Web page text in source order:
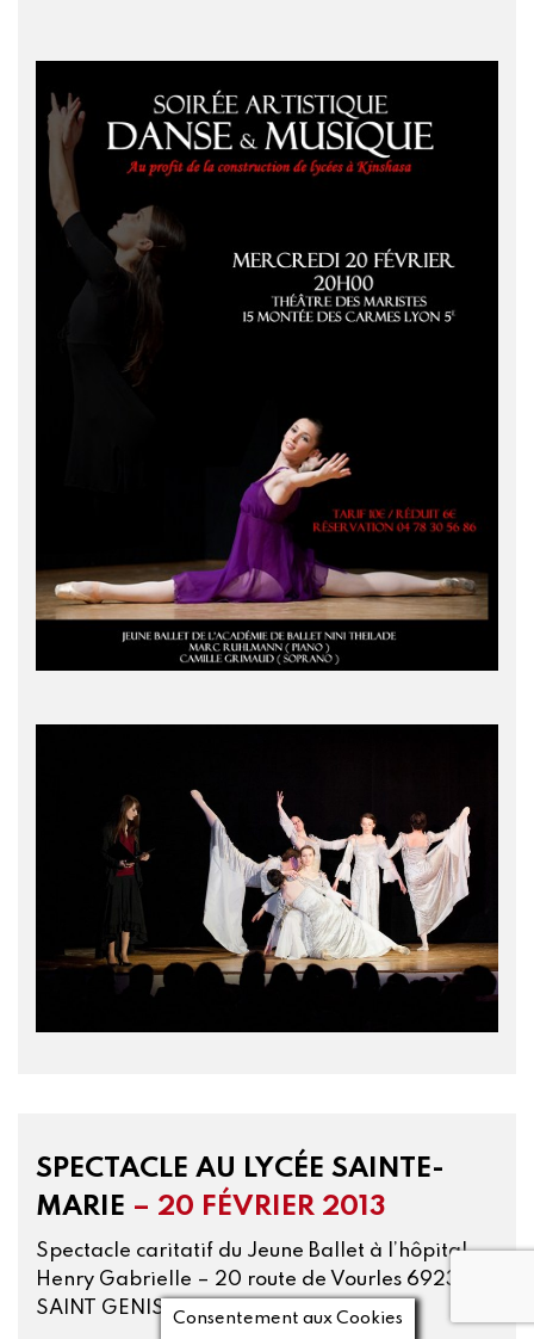
SPECTACLE AU LYCÉE SAINTE-
MARIE – 20 FÉVRIER 2013
Spectacle caritatif du Jeune Ballet à l’hôpital
Henry Gabrielle – 20 route de Vourles 69230
SAINT GENIS LAVALConsentement aux Cookies